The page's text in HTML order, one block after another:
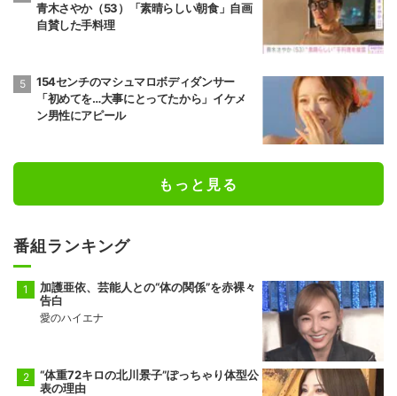
青木さやか（53）「素晴らしい朝食」自画
自賛した手料理
154センチのマシュマロボディダンサー
「初めてを…大事にとってたから」イケメ
ン男性にアピール
もっと見る
番組ランキング
加護亜依、芸能人との“体の関係”を赤裸々
告白
愛のハイエナ
“体重72キロの北川景子”ぽっちゃり体型公
表の理由